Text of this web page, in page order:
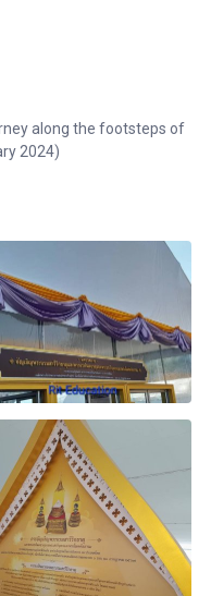
along the footsteps of
2024)